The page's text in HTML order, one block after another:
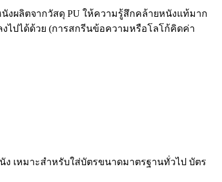
งผลิตจากวัสดุ PU ให้ความรู้สึกคล้ายหนังแท้มาก
ไปได้ด้วย (การสกรีนข้อความหรือโลโก้คิดค่า
เหมาะสำหรับใส่บัตรขนาดมาตรฐานทั่วไป บัตร